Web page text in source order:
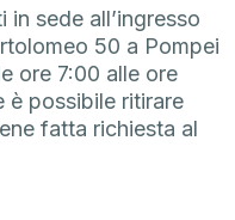
sede all’ingresso
50 a Pompei
ore 7:00 alle ore
è possibile ritirare
fatta richiesta al